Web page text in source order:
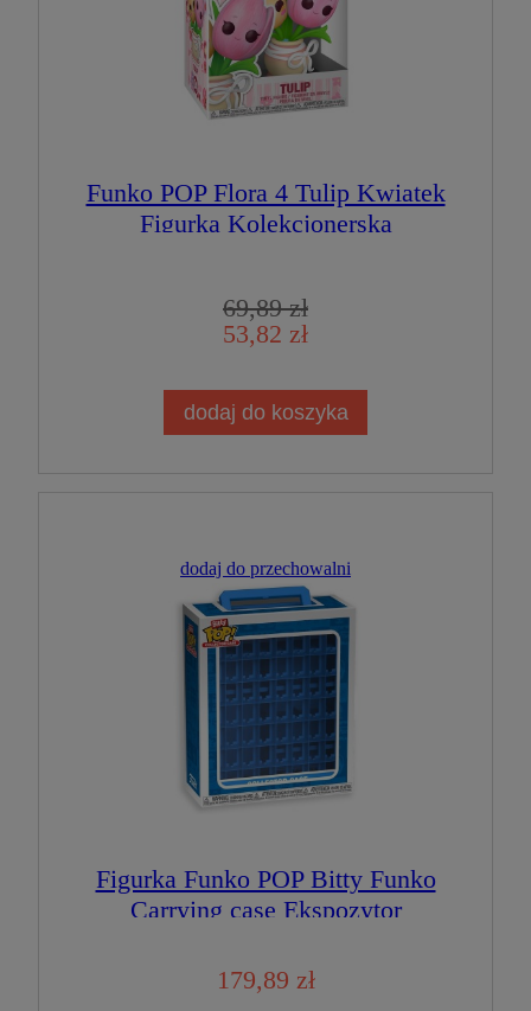
Funko POP Flora 4 Tulip Kwiatek
Figurka Kolekcjonerska
69,89 zł
53,82 zł
dodaj do koszyka
dodaj do przechowalni
Figurka Funko POP Bitty Funko
Carrying case Ekspozytor
179,89 zł